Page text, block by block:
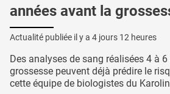
années avant la
Actualité publiée il y a 4 jours 12 heures
Des analyses de sang réalisées 4 à
grossesse peuvent déjà prédire le
cette équipe de biologistes du